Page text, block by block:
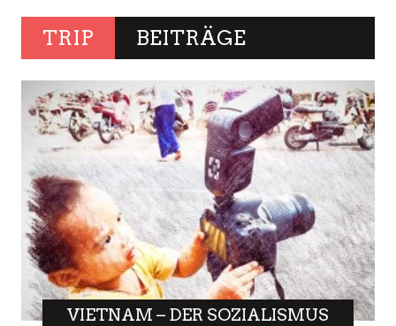
TRIP BEITRÄGE
VIETNAM – DER SOZIALISMUS